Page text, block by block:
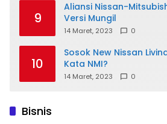
9
Aliansi Nissan-
Versi Mungil
14 Maret, 2023 0
10
Sosok New Nissan
Kata NMI?
14 Maret, 2023 0
Bisnis